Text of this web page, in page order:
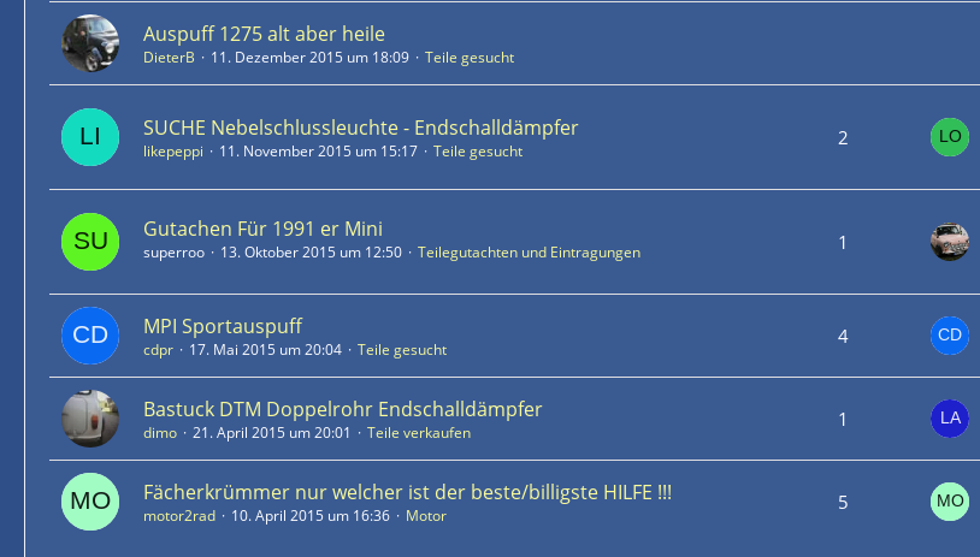
Auspuff 1275 alt aber heile
DieterB 11. Dezember 2015 um 18:09 Teile gesucht
SUCHE Nebelschlussleuchte - Endschalldämpfer
likepeppi 11. November 2015 um 15:17 Teile gesucht
2
Gutachen Für 1991 er Mini
superroo 13. Oktober 2015 um 12:50 Teilegutachten und Eintragungen 1
MPI Sportauspuff
cdpr 17. Mai 2015 um 20:04 Teile gesucht
4
Bastuck DTM Doppelrohr Endschalldämpfer
dimo 21. April 2015 um 20:01 Teile verkaufen
1
Fächerkrümmer nur welcher ist der beste/billigste HILFE !!!
motor2rad 10. April 2015 um 16:36 Motor
5